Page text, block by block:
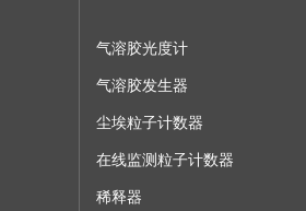
气溶胶光度计
气溶胶发生器
尘埃粒子计数器
在线监测粒子计数器
稀释器